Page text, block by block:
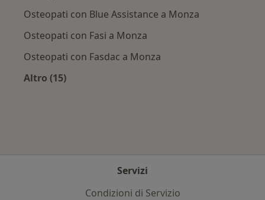
Osteopati con Blue Assistance a Monza
Osteopati con Fasi a Monza
Osteopati con Fasdac a Monza
Altro (15)
Servizi
Condizioni di Servizio